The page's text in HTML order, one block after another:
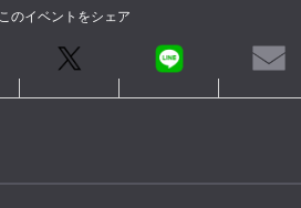
このイベントをシェア